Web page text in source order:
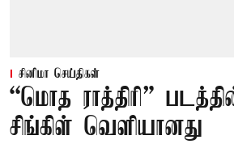
சினிமா செய்திகள்
“மொத ராத்திரி”
சிங்கிள் வெளியானது